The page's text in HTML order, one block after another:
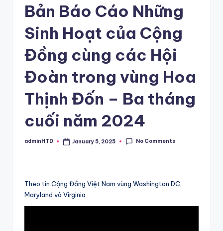
Bản Báo Cáo Những
Sinh Hoạt của Cộng
Đồng cùng các Hội
Đoàn trong vùng Hoa
Thịnh Đốn – Ba tháng
cuối năm 2024
Posted
adminHTD January 5, 2025 No Comments
Theo tin Cộng Đồng Việt Nam vùng Washington DC,
Maryland và Virginia